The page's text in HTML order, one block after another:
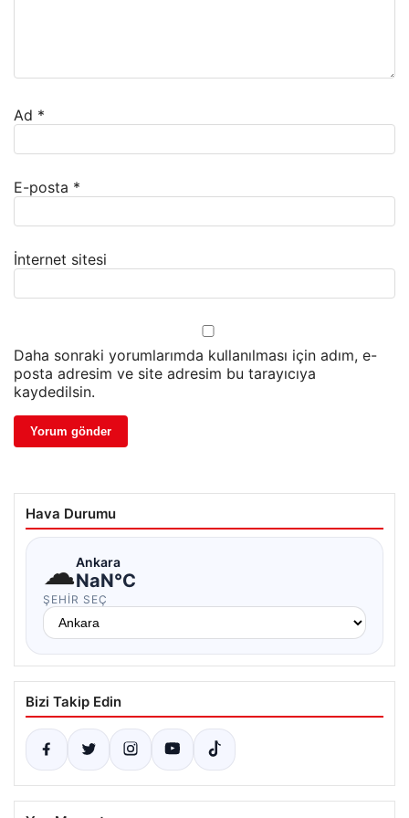
Ad *
E-posta *
İnternet sitesi
Daha sonraki yorumlarımda kullanılması için adım, e-
posta adresim ve site adresim bu tarayıcıya
kaydedilsin.
Hava Durumu
☁Ankara
NaN°C
ŞEHIR SEÇ
Bizi Takip Edin